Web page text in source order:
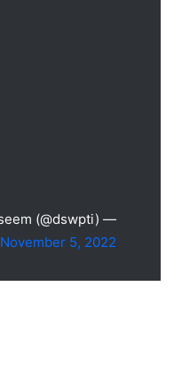
— Senator Dr. Shahzad Waseem (@dswpti)
November 5, 2022